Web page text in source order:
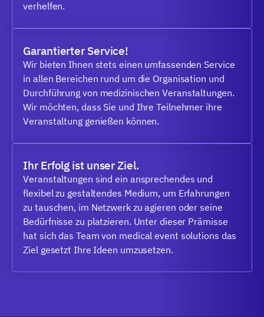
verhelfen.
Garantierter Service!
Wir bieten Ihnen stets einen umfassenden Service
in allen Bereichen rund um die Organisation und
Durchführung von medizinischen Veranstaltungen.
Wir möchten, dass Sie und Ihre Teilnehmer ihre
Veranstaltung genießen können.
Ihr Erfolg ist unser Ziel.
Veranstaltungen sind ein ansprechendes und
flexibel zu gestaltendes Medium, um Erfahrungen
zu tauschen, im Netzwerk zu agieren oder seine
Bedürfnisse zu platzieren. Unter dieser Prämisse
hat sich das Team von medical event solutions das
Ziel gesetzt Ihre Ideen umzusetzen.